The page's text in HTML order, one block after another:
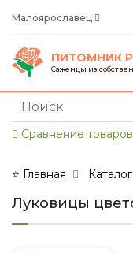
Малоярославец
ПИТОМНИК
Саженцы из
Сравнение
⭐ Главная Каталог
Луковицы